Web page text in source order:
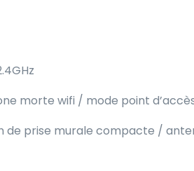
morte wifi / mode point
de prise murale compacte /